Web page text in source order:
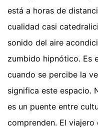
está a horas de
cualidad casi
sonido del aire
zumbido hipnótico. Es
cuando se percibe la
significa este espacio.
es un puente entre
comprenden. El